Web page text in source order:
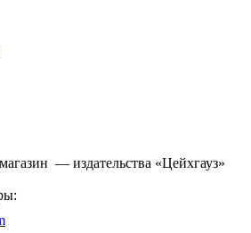
— издательства «Цейхгауз»